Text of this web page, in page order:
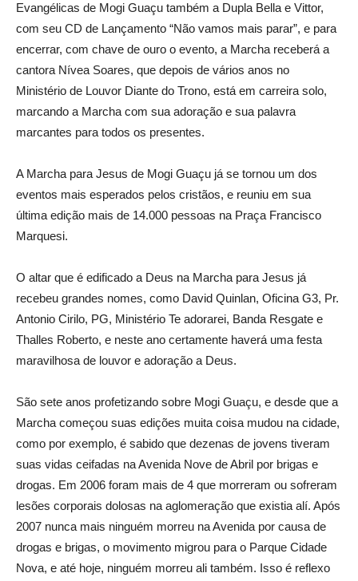
Evangélicas de Mogi Guaçu também a Dupla Bella e Vittor,
com seu CD de Lançamento “Não vamos mais parar”, e para
encerrar, com chave de ouro o evento, a Marcha receberá a
cantora Nívea Soares, que depois de vários anos no
Ministério de Louvor Diante do Trono, está em carreira solo,
marcando a Marcha com sua adoração e sua palavra
marcantes para todos os presentes.
A Marcha para Jesus de Mogi Guaçu já se tornou um dos
eventos mais esperados pelos cristãos, e reuniu em sua
última edição mais de 14.000 pessoas na Praça Francisco
Marquesi.
O altar que é edificado a Deus na Marcha para Jesus já
recebeu grandes nomes, como David Quinlan, Oficina G3, Pr.
Antonio Cirilo, PG, Ministério Te adorarei, Banda Resgate e
Thalles Roberto, e neste ano certamente haverá uma festa
maravilhosa de louvor e adoração a Deus.
São sete anos profetizando sobre Mogi Guaçu, e desde que a
Marcha começou suas edições muita coisa mudou na cidade,
como por exemplo, é sabido que dezenas de jovens tiveram
suas vidas ceifadas na Avenida Nove de Abril por brigas e
drogas. Em 2006 foram mais de 4 que morreram ou sofreram
lesões corporais dolosas na aglomeração que existia alí. Após
2007 nunca mais ninguém morreu na Avenida por causa de
drogas e brigas, o movimento migrou para o Parque Cidade
Nova, e até hoje, ninguém morreu ali também. Isso é reflexo